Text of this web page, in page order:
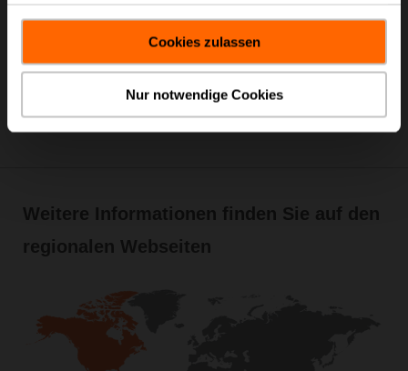
gesammelt haben.
Cookies zulassen
Nur notwendige Cookies
Weitere Informationen finden Sie auf den
regionalen Webseiten